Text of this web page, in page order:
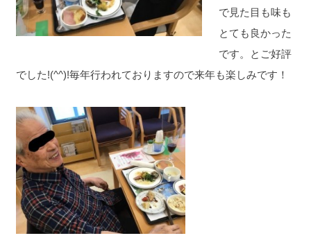
で見た目も味も
とても良かった
です。とご好評
でした!(^^)!毎年行われておりますので来年も楽しみです！